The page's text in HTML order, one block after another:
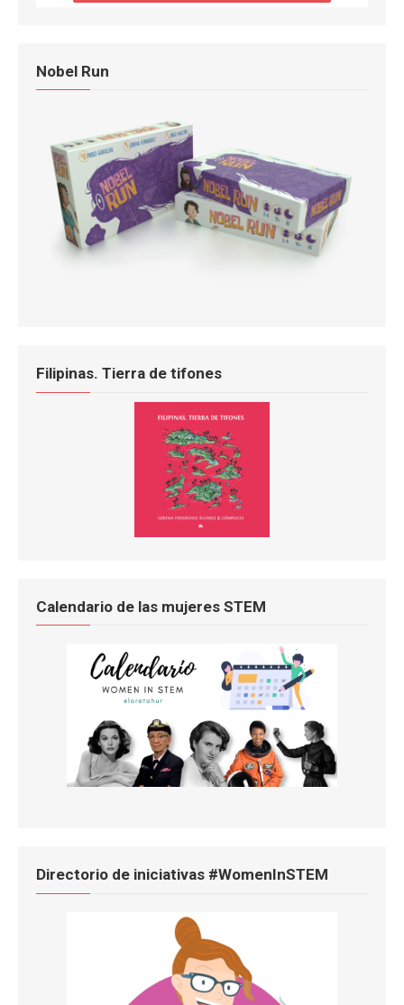
Nobel Run
Filipinas. Tierra de tifones
Calendario de las mujeres STEM
Directorio de iniciativas #WomenInSTEM